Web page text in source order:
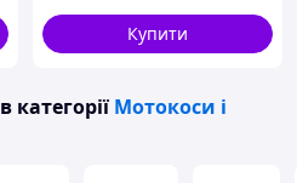
Купити
в категорії Мотокоси і